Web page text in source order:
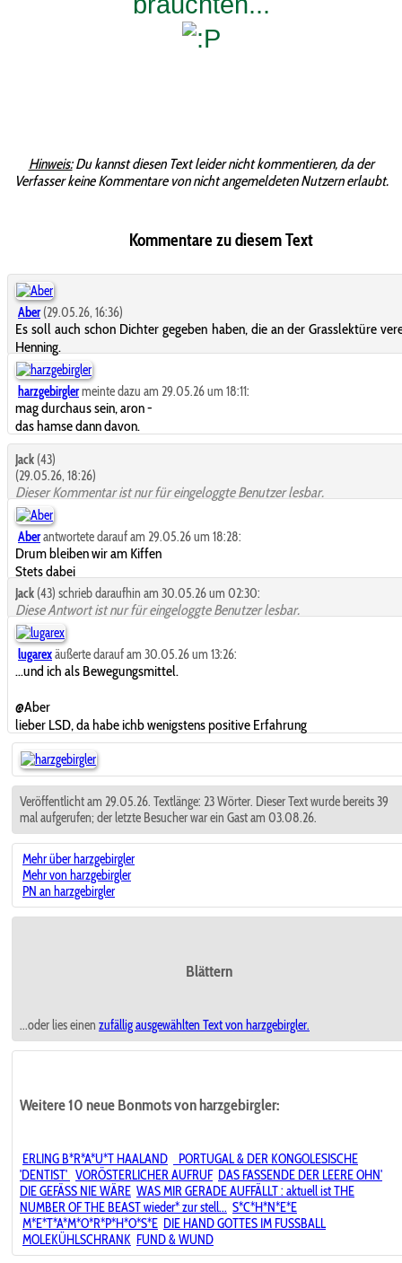
Hinweis:Du kannst diesen Text leider nicht kommentieren, da der
Verfasser keine Kommentare von nicht angemeldeten Nutzern erlaubt.
Kommentare zu diesem Text
Aber(29.05.26, 16:36)
Es soll auch schon Dichter gegeben haben, die an der Grasslektüre
Henning.
harzgebirglermeinte dazu am 29.05.26 um 18:11:
mag durchaus sein, aron -
das hamse dann davon.
Jack (43)
(29.05.26, 18:26)
Dieser Kommentar ist nur für eingeloggte Benutzer lesbar.
Aberantwortete darauf am 29.05.26 um 18:28:
Drum bleiben wir am Kiffen
Stets dabei
Jack (43) schrieb daraufhin am 30.05.26 um 02:30:
Diese Antwort ist nur für eingeloggte Benutzer lesbar.
lugarexäußerte darauf am 30.05.26 um 13:26:
...und ich als Bewegungsmittel.
@Aber
lieber LSD, da habe ichb wenigstens positive Erfahrung
Veröffentlicht am 29.05.26. Textlänge: 23 Wörter. Dieser Text wurde bereits 39
mal aufgerufen; der letzte Besucher war ein Gast am 03.08.26.
Mehr über harzgebirgler
Mehr von harzgebirgler
PN an harzgebirgler
Blättern
...oder lies einen zufällig ausgewählten Text von harzgebirgler.
Weitere 10 neue Bonmots von harzgebirgler:
ERLING B*R*A*U*T HAALAND
︎ ︎ PORTUGAL & DER KONGOLESISCHE
'DENTIST'︎ ︎ VORÖSTERLICHER AUFRUF DAS FASSENDE DER LEERE OHN'
DIE GEFÄSS NIE WÄRE WAS MIR GERADE AUFFÄLLT : aktuell ist THE
NUMBER OF THE BEAST wieder* zur stell... S*C*H*N*E*E
M*E*T*A*M*O*R*P*H*O*S*E DIE HAND GOTTES IM FUSSBALL
MOLEKÜHLSCHRANK FUND & WUND